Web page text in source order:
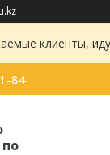
клиенты,
84